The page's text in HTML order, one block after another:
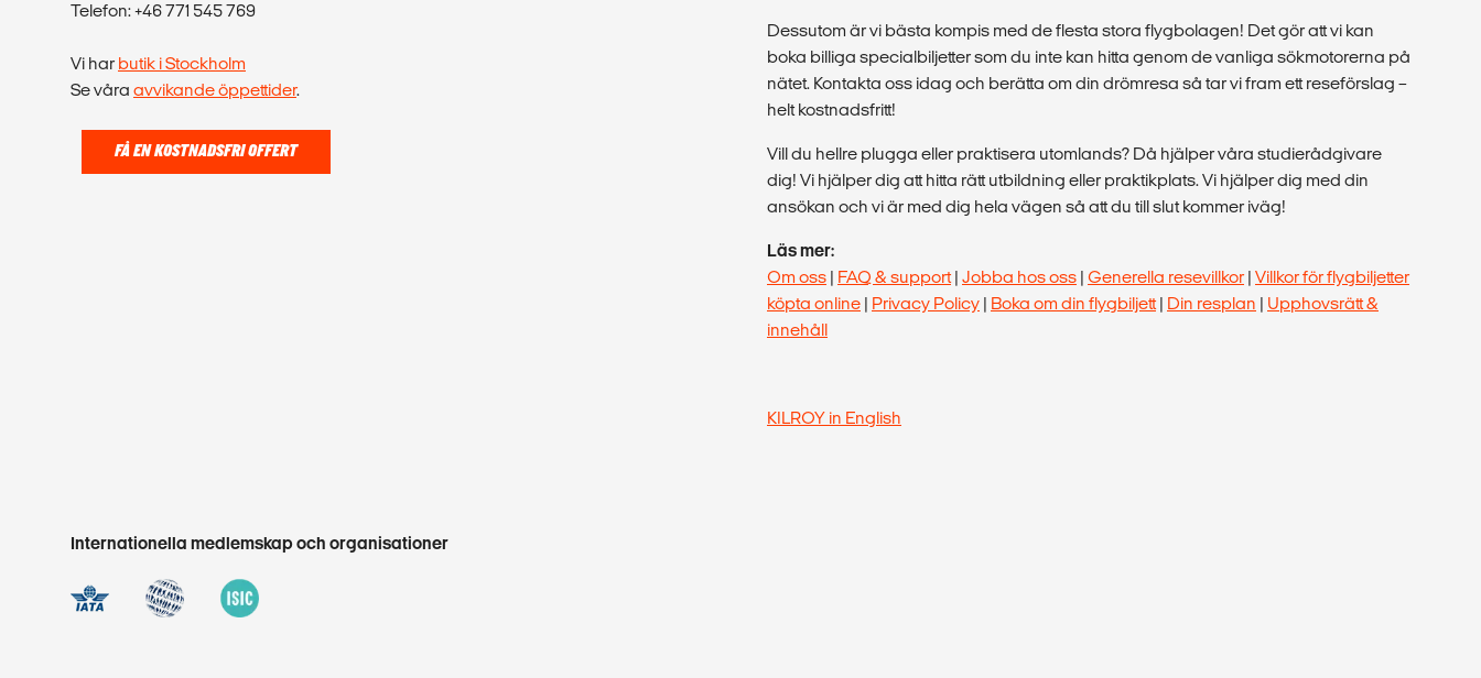
Telefon: +46 771 545 769
Vi har butik i Stockholm
Se våra avvikande öppettider.
FÅ EN KOSTNADSFRI OFFERT
Dessutom är vi bästa kompis med de flesta stora flygbolagen! Det gör att vi kan
boka billiga specialbiljetter som du inte kan hitta genom de vanliga sökmotorerna på
nätet. Kontakta oss idag och berätta om din drömresa så tar vi fram ett reseförslag –
helt kostnadsfritt!
Vill du hellre plugga eller praktisera utomlands? Då hjälper våra studierådgivare
dig! Vi hjälper dig att hitta rätt utbildning eller praktikplats. Vi hjälper dig med din
ansökan och vi är med dig hela vägen så att du till slut kommer iväg!
Läs mer:
Om oss | FAQ & support| Jobba hos oss | Generella resevillkor | Villkor för flygbiljetter
köpta online | Privacy Policy | Boka om din flygbiljett| Din resplan | Upphovsrätt &
innehåll
KILROY in English
Internationella medlemskap och organisationer